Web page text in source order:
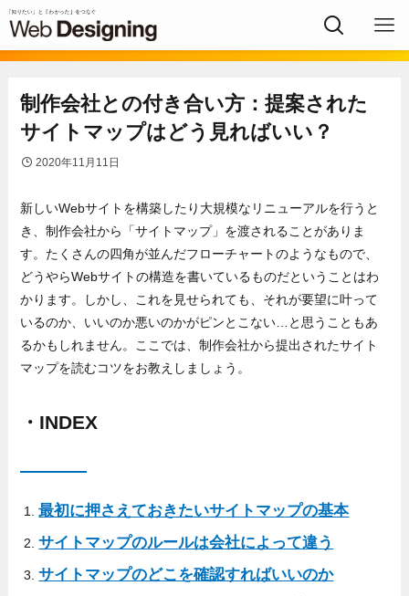
制作会社との付き合い方：提案された
サイトマップはどう見ればいい？
2020年11月11日
新しいWebサイトを構築したり大規模なリニューアルを行うと
き、制作会社から「サイトマップ」を渡されることがありま
す。たくさんの四角が並んだフローチャートのようなもので、
どうやらWebサイトの構造を書いているものだということはわ
かります。しかし、これを見せられても、それが要望に叶って
いるのか、いいのか悪いのかがピンとこない…と思うこともあ
るかもしれません。ここでは、制作会社から提出されたサイト
マップを読むコツをお教えしましょう。
・INDEX
最初に押さえておきたいサイトマップの基本
サイトマップのルールは会社によって違う
サイトマップのどこを確認すればいいのか